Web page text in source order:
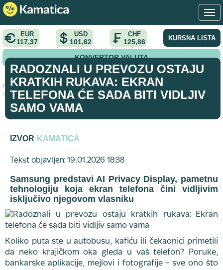
EUR
117,37
USD
101,62
CHF
125,86 KURSNA LISTA
KONVERTOR VALUTA
Početna > vest >
Radoznali u prevozu ostaju kratkih rukava: Ekran
telefona će sada biti vidljiv samo vama
RADOZNALI U PREVOZU OSTAJU
KRATKIH RUKAVA: EKRAN
TELEFONA ĆE SADA BITI VIDLJIV
SAMO VAMA
IZVOR KAMATICA
Tekst objavljen: 19.01.2026 18:38
Samsung predstavi AI Privacy Display, pametnu
tehnologiju koja ekran telefona čini vidljivim
isključivo njegovom vlasniku
Koliko puta ste u autobusu, kafiću ili čekaonici primetili
da neko krajičkom oka gleda u vaš telefon? Poruke,
bankarske aplikacije, mejlovi i fotografije - sve ono što